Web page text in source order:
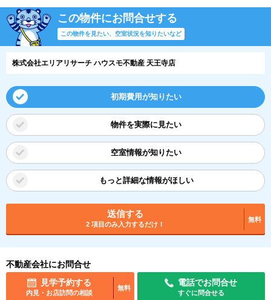
この物件にお問合せする
この物件を見たい、空室状況を知りたいなど
株式会社エリアリサーチ ハウスモ不動産 天王寺店
初期費用が知りたい
物件を実際に見たい
空室情報が知りたい
もっと詳細な情報がほしい
送信する
2 項目のみ入力するだけ！
無料
不動産会社にお問合せ
見学予約する
内見・お店訪問の相談
無料
電話でお問合せ
すぐに問合せる